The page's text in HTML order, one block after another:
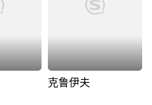
克鲁伊夫